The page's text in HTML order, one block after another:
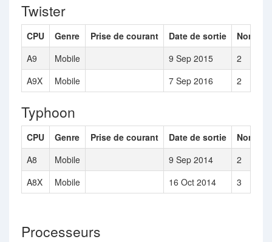
Twister
CPU Genre Prise de courant Date de sortie
A9
Mobile 9 Sep 2015
2
A9X
Mobile 7 Sep 2016 2
Typhoon
CPU Genre Prise de courant Date de sortie
A8
Mobile 9 Sep 2014
2
A8X
Mobile 16 Oct 2014 3
Processeurs